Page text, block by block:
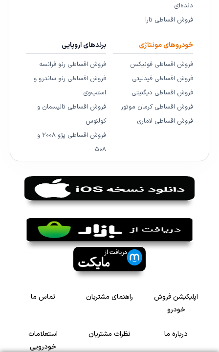
دنده‌ای
فروش اقساطی تارا
خودروهای مونتاژی
فروش اقساطی فونیکس
فروش اقساطی فیدلیتی
فروش اقساطی دیگنیتی
فروش اقساطی کرمان موتور
فروش اقساطی لاماری
برندهای اروپایی
فروش اقساطی رنو فرانسه
فروش اقساطی رنو ساندرو و
استپ‌وی
فروش اقساطی تالیسمان و
کولئوس
فروش اقساطی پژو ۲۰۰۸ و
۵۰۸
اپلیکیشن فروش
خودرو
راهنمای مشتریان تماس ما
درباره ما نظرات مشتریان
استعلامات
خودرویی